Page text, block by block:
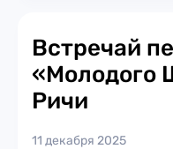
Встречай
«Молодого
Ричи
11 декабря 2025